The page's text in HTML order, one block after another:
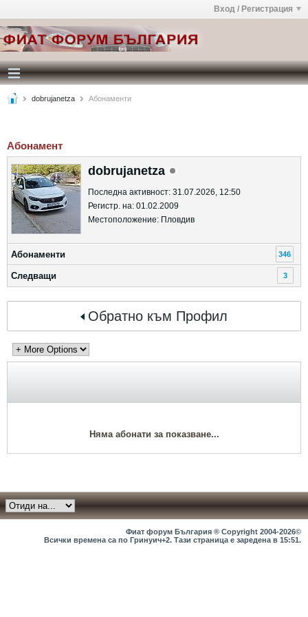
Вход / Регистрация
dobrujanetza Абонаменти
Абонамент
dobrujanetza
Последна активност: 31.07.2026, 12:50
Регистр. на: 01.02.2009
Местоположение: Пловдив
Абонаменти 346
Следващи 3
Обратно към Профил
Няма абонати за показване...
Фиат форум България ® Copyright 2004-2026©
Всички времена са по Гринуич+2. Тази страница е заредена в 15:51.